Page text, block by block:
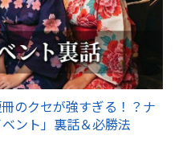
のクセが強すぎる！？ナ
ント」裏話＆必勝法